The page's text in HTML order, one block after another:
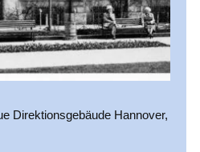
Direktionsgebäude Hannover,